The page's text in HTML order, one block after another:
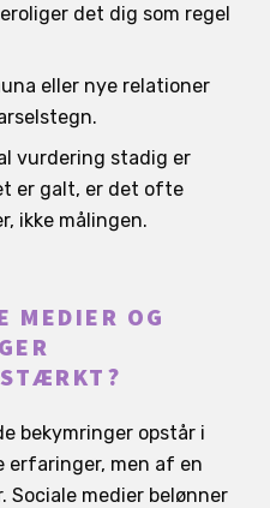
det dig som regel
eller nye relationer
vurdering stadig er
er galt, er det ofte
ikke målingen.
MEDIER OG
bekymringer opstår i
erfaringer, men af en
medier belønner